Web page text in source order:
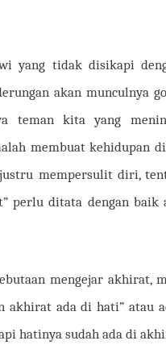
yang tidak disikapi
akan munculnya
teman kita yang
membuat kehidupan
mempersulit diri,
perlu ditata dengan
mengejar akhirat,
akhirat ada di hati” atau
hatinya sudah ada di